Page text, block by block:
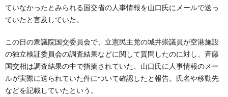
ていなかったとみられる国交省の人事情報を山口氏にメールで送っ
ていたと言及していた。
この日の衆議院国交委員会で、立憲民主党の城井崇議員が空港施設
の独立検証委員会の調査結果などに関して質問したのに対し、斉藤
国交相は調査結果の中で指摘されていた、山口氏に人事情報のメー
ルが実際に送られていた件について確認したと報告。氏名や移動先
などを記載していたという。